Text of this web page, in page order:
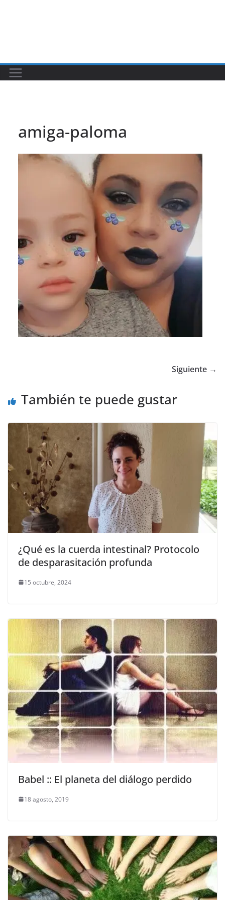
amiga-paloma
Siguiente →
También te puede gustar
¿Qué es la cuerda intestinal? Protocolo
de desparasitación profunda
15 octubre, 2024
Babel :: El planeta del diálogo perdido
18 agosto, 2019